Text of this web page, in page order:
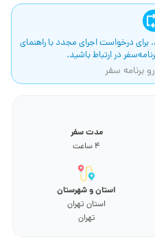
برای درخواست اجرای مجدد با راهنمای
در ارتباط باشید.
برنامه سفر
مدت سفر
4 ساعت
استان و شهرستان
استان تهران
تهران